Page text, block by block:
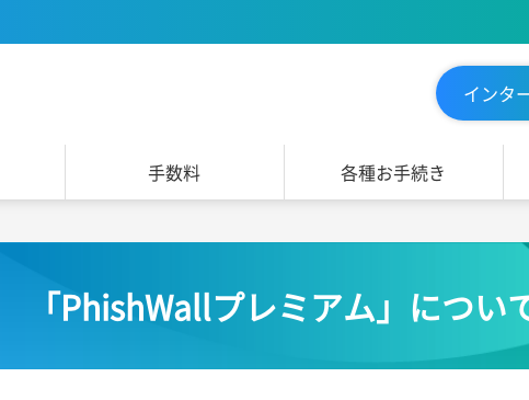
インタ
手数料 各種お手続き
「PhishWallプレミアム」につい